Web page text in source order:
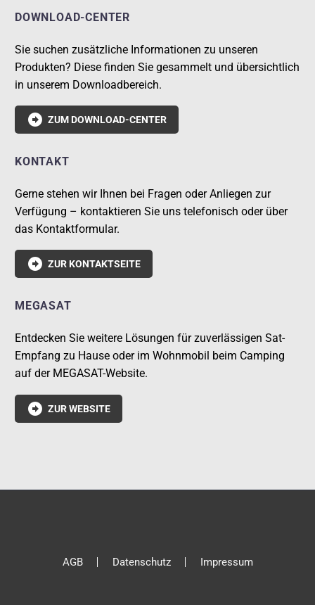
DOWNLOAD-CENTER
Sie suchen zusätzliche Informationen zu unseren
Produkten? Diese finden Sie gesammelt und übersichtlich
in unserem Downloadbereich.
 ZUM DOWNLOAD-CENTER
KONTAKT
Gerne stehen wir Ihnen bei Fragen oder Anliegen zur
Verfügung – kontaktieren Sie uns telefonisch oder über
das Kontaktformular.
 ZUR KONTAKTSEITE
MEGASAT
Entdecken Sie weitere Lösungen für zuverlässigen Sat-
Empfang zu Hause oder im Wohnmobil beim Camping
auf der MEGASAT-Website.
 ZUR WEBSITE
AGB Datenschutz Impressum